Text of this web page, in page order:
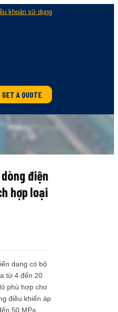
khoản sử dụng
GET A QUOTE
điện
hợp loại
dạng có bộ
từ 4 đến 20
phù hợp cho
điều khiển áp
50 MPa